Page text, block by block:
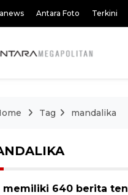
Antara Foto Terkini
Tag mandalika
memiliki 640 berita